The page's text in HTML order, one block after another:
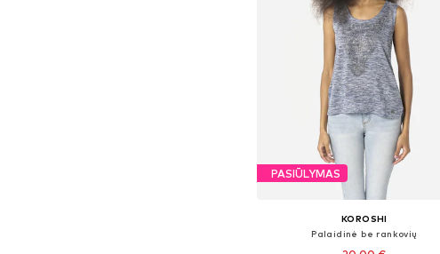
PASIŪLYMAS
KOROSHI
Palaidinė be rankovių